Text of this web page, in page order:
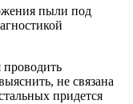
пыли под
не связана
придется